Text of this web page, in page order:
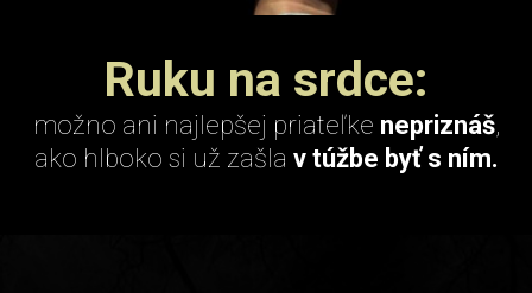
Ruku na srdce:
možno ani najlepšej priateľke nepriznáš,
ako hlboko si už zašla v túžbe byť s ním.